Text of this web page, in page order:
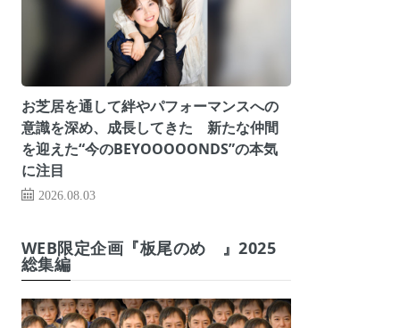
お芝居を通して絆やパフォーマンスへの
意識を深め、成長してきた 新たな仲間
を迎えた“今のBEYOOOOONDS”の本気
に注目
2026.08.03
WEB限定企画『板尾のめ゙』2025
総集編